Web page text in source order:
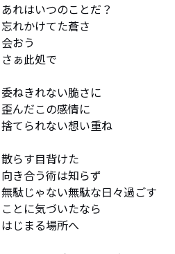
あれはいつのことだ？
忘れかけてた蒼さ
会おう
さぁ此処で
委ねきれない脆さに
歪んだこの感情に
捨てられない想い重ね
散らす目背けた
向き合う術は知らず
無駄じゃない無駄な日々過ごす
ことに気づいたなら
はじまる場所へ